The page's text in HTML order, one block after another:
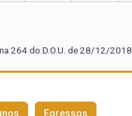
264 do D.O.U. de 28/12/2018.
Egressos